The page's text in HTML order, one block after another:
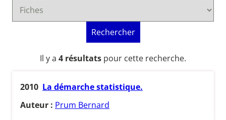
Rechercher
Il y a 4 résultats pour cette recherche.
2010 La démarche statistique.
Auteur : Prum Bernard